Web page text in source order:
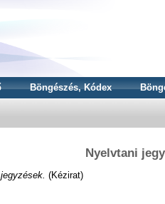
Böngészés, Kódex
Nyelvtani
(Kézirat)